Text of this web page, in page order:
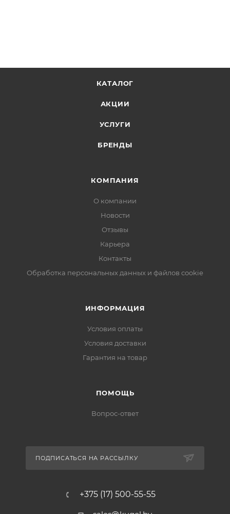
КАТАЛОГ
АКЦИИ
УСЛУГИ
БРЕНДЫ
КОМПАНИЯ
О компании
Новости
Отзывы
Карьера
Контакты
Обработка персональных данных и файлов cookie
ИНФОРМАЦИЯ
Условия оплаты
Условия доставки
Гарантия на товар
ПОМОЩЬ
Вопрос-ответ
ПОДПИСАТЬСЯ НА РАССЫЛКУ
+375 (17) 500-55-55